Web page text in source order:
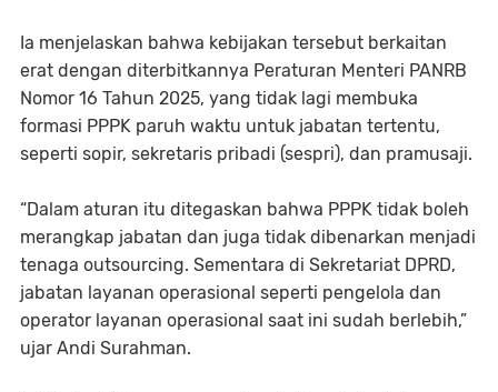
Ia menjelaskan bahwa kebijakan tersebut berkaitan
erat dengan diterbitkannya Peraturan Menteri PANRB
Nomor 16 Tahun 2025, yang tidak lagi membuka
formasi PPPK paruh waktu untuk jabatan tertentu,
seperti sopir, sekretaris pribadi (sespri), dan pramusaji.
“Dalam aturan itu ditegaskan bahwa PPPK tidak boleh
merangkap jabatan dan juga tidak dibenarkan menjadi
tenaga outsourcing. Sementara di Sekretariat DPRD,
jabatan layanan operasional seperti pengelola dan
operator layanan operasional saat ini sudah berlebih,”
ujar Andi Surahman.